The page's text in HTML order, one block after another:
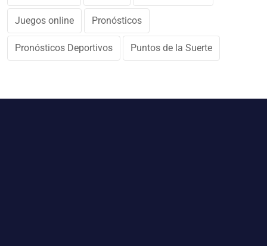
Juegos online Pronósticos
Pronósticos Deportivos Puntos de la Suerte